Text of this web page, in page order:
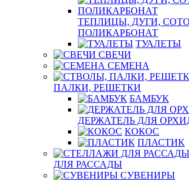
ТЕПЛИЦЫ, ДУГИ,
ПОЛИКАРБОНАТ
ТУАЛЕТЫ
СВЕЧИ
СЕМЕНА
ПАЛКИ, РЕШЕТКИ
БАМБУК
ДЕРЖАТЕЛЬ ДЛЯ
КОКОС
ПЛАСТИК
ДЛЯ РАССАДЫ
СУВЕНИРЫ